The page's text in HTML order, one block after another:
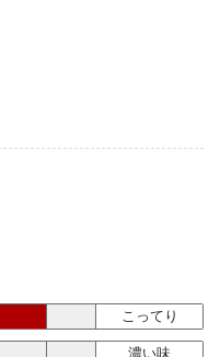
こってり
濃い味